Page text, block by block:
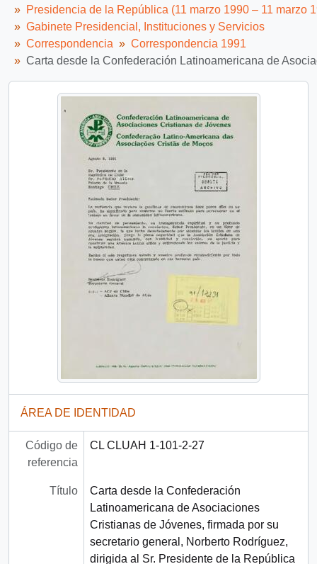
Presidencia de la República (11 marzo 1990 – 11 marzo
Gabinete Presidencial, Instituciones y Servicios
Correspondencia
Correspondencia 1991
Carta desde la Confederación Latinoamericana de
ÁREA DE IDENTIDAD
Código de
referencia
CL CLUAH 1-101-2-27
Título
Carta desde la Confederación
Latinoamericana de Asociaciones
Cristianas de Jóvenes, firmada por su
secretario general, Norberto Rodríguez,
dirigida al Sr. Presidente de la República